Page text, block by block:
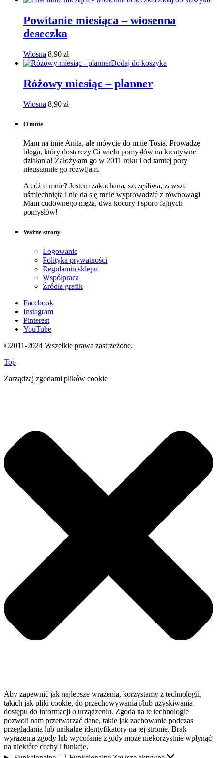
Powitanie miesiąca – wiosenna
deseczka
Wiosna 8,90 zł
Dodaj do koszyka
Różowy miesiąc – planner
Wiosna 8,90 zł
O mnie
Mam na imię Anita, ale mówcie do mnie Tosia. Prowadzę
bloga, który dostarczy Ci wielu pomysłów na kreatywne
działania! Założyłam go w 2011 roku i od tamtej pory
nieustannie go rozwijam.
A cóż o mnie? Jestem zakochana, szczęśliwa, zawsze
uśmiechnięta i nie da się mnie wyprowadzić z równowagi.
Mam cudownego męża, dwa kocury i sporo fajnych
pomysłów!
Ważne strony
Logowanie
Polityka prywatności
Regulamin sklepu
Współpraca
Źródła grafik
Facebook
Instagram
Pinterest
YouTube
©2011-2024 Wszelkie prawa zastrzeżone.
Top
Zarządzaj zgodami plików cookie
Aby zapewnić jak najlepsze wrażenia, korzystamy z technologii,
takich jak pliki cookie, do przechowywania i/lub uzyskiwania
dostępu do informacji o urządzeniu. Zgoda na te technologie
pozwoli nam przetwarzać dane, takie jak zachowanie podczas
przeglądania lub unikalne identyfikatory na tej stronie. Brak
wyrażenia zgody lub wycofanie zgody może niekorzystnie wpłynąć
na niektóre cechy i funkcje.